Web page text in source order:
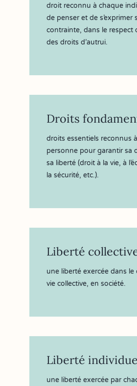
droit reconnu à chaque
de penser et de s’exprimer
contrainte, dans le respect
des droits d’autrui.
Droits
droits essentiels reconnus
personne pour garantir sa
sa liberté (droit à la vie, à
la sécurité, etc.).
Liberté
une liberté exercée dans le
vie collective, en société.
Liberté
une liberté exercée par